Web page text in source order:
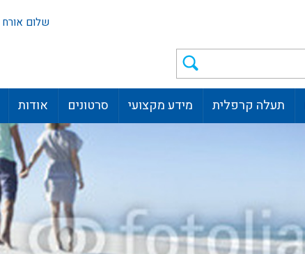
שלום אורח
תעלה קרפלית מידע מקצועי סרטונים אודות